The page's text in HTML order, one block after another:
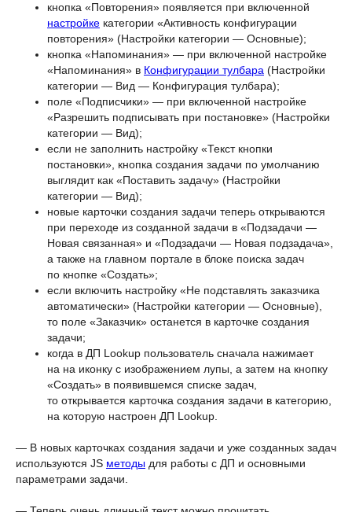
кнопка «Повторения» появляется при включенной
настройке категории «Активность конфигурации
повторения» (Настройки категории — Основные);
кнопка «Напоминания» — при включенной настройке
«Напоминания» в Конфигурации тулбара (Настройки
категории — Вид — Конфигурация тулбара);
поле «Подписчики» — при включенной настройке
«Разрешить подписывать при постановке» (Настройки
категории — Вид);
если не заполнить настройку «Текст кнопки
постановки», кнопка создания задачи по умолчанию
выглядит как «Поставить задачу» (Настройки
категории — Вид);
новые карточки создания задачи теперь открываются
при переходе из созданной задачи в «Подзадачи —
Новая связанная» и «Подзадачи — Новая подзадача»,
а также на главном портале в блоке поиска задач
по кнопке «Создать»;
если включить настройку «Не подставлять заказчика
автоматически» (Настройки категории — Основные),
то поле «Заказчик» останется в карточке создания
задачи;
когда в ДП Lookup пользователь сначала нажимает
на на иконку с изображением лупы, а затем на кнопку
«Создать» в появившемся списке задач,
то открывается карточка создания задачи в категорию,
на которую настроен ДП Lookup.
— В новых карточках создания задачи и уже созданных задач
используются JS методы для работы с ДП и основными
параметрами задачи.